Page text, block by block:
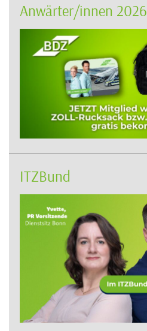
Anwärter/innen 2026
ITZBund